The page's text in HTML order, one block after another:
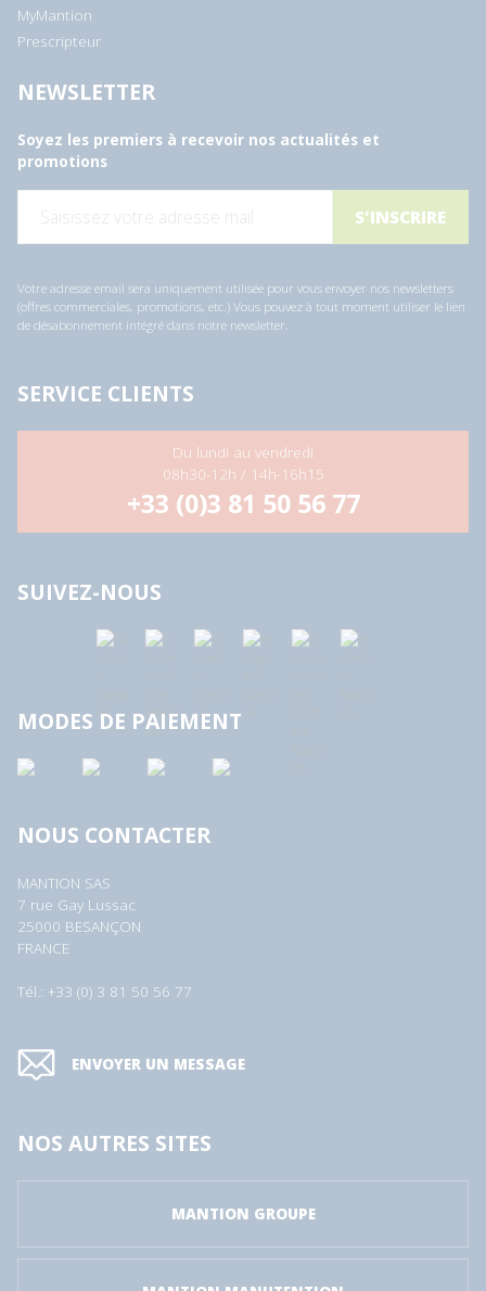
MyMantion
Prescripteur
NEWSLETTER
Soyez les premiers à recevoir nos actualités et
promotions
a
*
Votre adresse email sera uniquement utilisée pour vous envoyer nos newsletters
(offres commerciales, promotions, etc.) Vous pouvez à tout moment utiliser le lien
de désabonnement intégré dans notre newsletter.
SERVICE CLIENTS
Du lundi au vendredi
08h30-12h / 14h-16h15
+33 (0)3 81 50 56 77
SUIVEZ-NOUS
MODES DE PAIEMENT
NOUS CONTACTER
MANTION SAS
7 rue Gay Lussac
25000 BESANÇON
FRANCE
Tél.: +33 (0) 3 81 50 56 77
ENVOYER UN MESSAGE
NOS AUTRES SITES
MANTION GROUPE